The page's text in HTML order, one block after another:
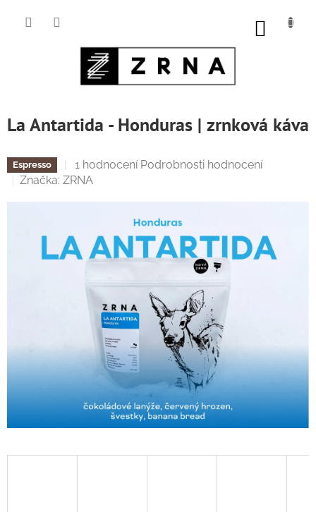
La Antartida - Honduras | zrnková káva
Espresso
Průměrné
hodnocení
z
5
1 hodnocení Podrobnosti hodnocení
Značka: ZRNA